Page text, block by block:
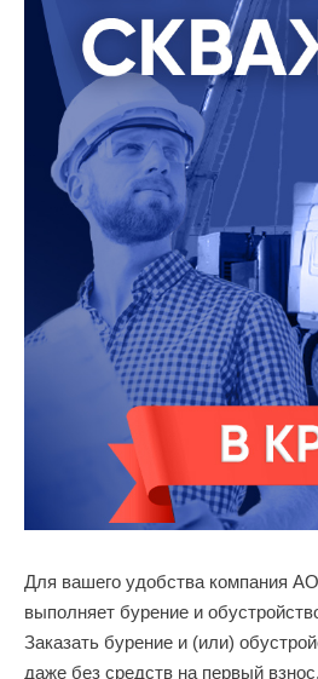
Для вашего удобства компания
выполняет бурение и
Заказать бурение и (или)
даже без средств на первый